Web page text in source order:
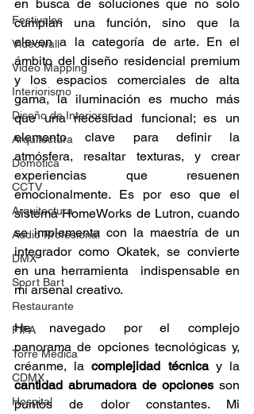
Festivales
Videowall
Video Mapping
Interiorismo
Diseño de Interiores
Arquitectura
Domótica
CCTV
Arquitectura
Audio Profesional
DMX
Sport Bart
Restaurante
FIFA
Torre Médica
CDMX
Hospital
en busca de soluciones que no solo
cumplan una función, sino que la
eleven a la categoría de arte. En el
ámbito del diseño residencial premium
y los espacios comerciales de alta
gama, la iluminación es mucho más
que una necesidad funcional; es un
elemento clave para definir la
atmósfera, resaltar texturas, y crear
experiencias que resuenen
emocionalmente. Es por eso que el
sistema HomeWorks de Lutron, cuando
se implementa con la maestría de un
integrador como Okatek, se convierte
en una herramienta  indispensable en
mi arsenal creativo.
He navegado por el complejo
panorama de opciones tecnológicas y,
créanme, la complejidad técnica
cantidad abrumadora de opciones son
puntos de dolor constantes. Mi